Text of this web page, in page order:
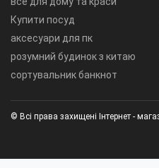
Купити посуд
аксесуари для пк
розумний будинок з китаю
сортувальник банкнот
© Всі права захищені Інтернет -